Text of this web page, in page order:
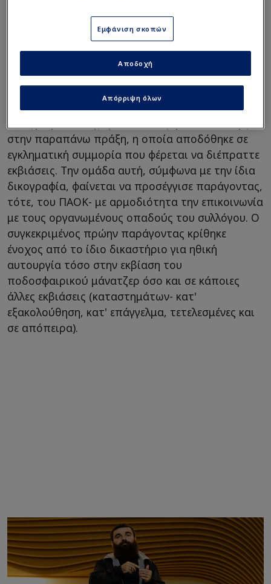
ΠΑΟΚ
Το κρυφτούλι αδικεί και
τον Ραζβάν και τον
Σαββίδη! 500.000 η ρήτρα
Καρσέδο
Τα αδέλφια, Γιώργος και Νίκος Σαββίδης, κατά τη
στην παραπάνω πράξη, η οποία αποδόθηκε σε
εγκληματική συμμορία που φέρεται να διέπραττε
εκβιάσεις. Την ομάδα αυτή, σύμφωνα με την ίδια
δικογραφία, φαίνεται να προσέγγισε παράγοντας,
τότε, του ΠΑΟΚ- με αρμοδιότητα την επικοινωνία
με τους οργανωμένους οπαδούς του συλλόγου. Ο
συγκεκριμένος πρώην παράγοντας κρίθηκε
ένοχος από το ίδιο δικαστήριο για ηθική
αυτουργία τόσο στην εκβίαση του
ποδοσφαιρικού μάνατζερ όσο και σε κάποιες
άλλες εκβιάσεις (καταστημάτων- κατ'
εξακολούθηση, κατ' επάγγελμα, τετελεσμένες και
σε απόπειρα).
Εμφάνιση σκοπών
Απόρριψη όλων
Αποδοχή